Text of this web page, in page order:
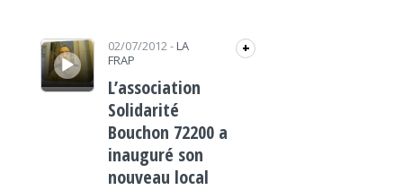
Lecteur audio 02/07/2012- LA
FRAP
+
L’association
Solidarité
Bouchon 72200 a
inauguré son
nouveau local